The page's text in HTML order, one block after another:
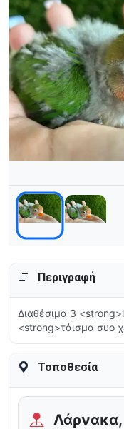
Περιγραφή
Διαθέσιμα 3
<strong>τάισμα συο
Τοποθεσία